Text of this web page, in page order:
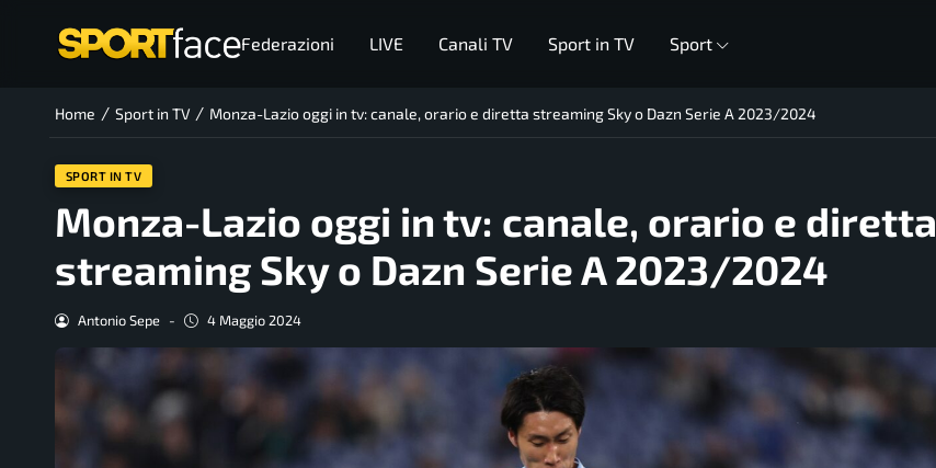
Federazioni LIVE Canali TV Sport in TV Sport
Home / Sport in TV / Monza-Lazio oggi in tv: canale, orario e diretta streaming Sky o Dazn Serie A 2023/2024
SPORT IN TV
Monza-Lazio oggi in tv: canale, orario e diretta
streaming Sky o Dazn Serie A 2023/2024
Antonio Sepe - 4 Maggio 2024